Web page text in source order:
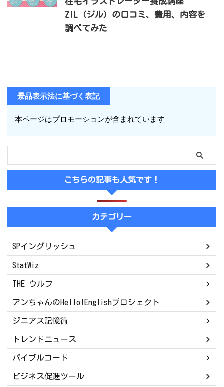
ZIL（ジル）の口コミ、費用、内容を
調べてみた
景品表示法に基づく表記
本ページはプロモーションが含まれています
こちらの記事も人気です！
カテゴリー
SPイングリッシュ
StatWiz
THE ウルフ
アンちゃんのHello!Englishプロジェクト
ジニアス記憶術
トレンドニュース
バイブルコード
ビジネス促進ツール